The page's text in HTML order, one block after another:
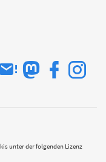
unter der folgenden Lizenz